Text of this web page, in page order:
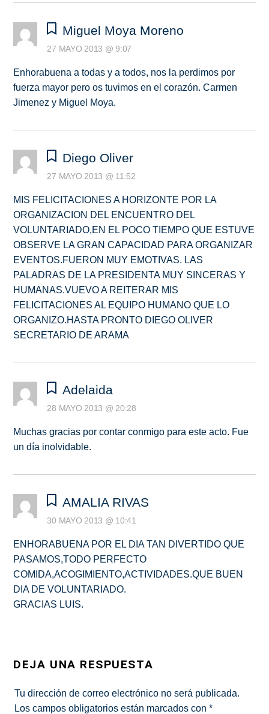
Miguel Moya Moreno
27 MAYO 2013 @ 9:07
Enhorabuena a todas y a todos, nos la perdimos por
fuerza mayor pero os tuvimos en el corazón. Carmen
Jimenez y Miguel Moya.
Diego Oliver
27 MAYO 2013 @ 11:52
MIS FELICITACIONES A HORIZONTE POR LA
ORGANIZACION DEL ENCUENTRO DEL
VOLUNTARIADO,EN EL POCO TIEMPO QUE ESTUVE
OBSERVE LA GRAN CAPACIDAD PARA ORGANIZAR
EVENTOS.FUERON MUY EMOTIVAS. LAS
PALADRAS DE LA PRESIDENTA MUY SINCERAS Y
HUMANAS.VUEVO A REITERAR MIS
FELICITACIONES AL EQUIPO HUMANO QUE LO
ORGANIZO.HASTA PRONTO DIEGO OLIVER
SECRETARIO DE ARAMA
Adelaida
28 MAYO 2013 @ 20:28
Muchas gracias por contar conmigo para este acto. Fue
un día inolvidable.
AMALIA RIVAS
30 MAYO 2013 @ 10:41
ENHORABUENA POR EL DIA TAN DIVERTIDO QUE
PASAMOS,TODO PERFECTO
COMIDA,ACOGIMIENTO,ACTIVIDADES.QUE BUEN
DIA DE VOLUNTARIADO.
GRACIAS LUIS.
DEJA UNA RESPUESTA
Tu dirección de correo electrónico no será publicada.
Los campos obligatorios están marcados con*